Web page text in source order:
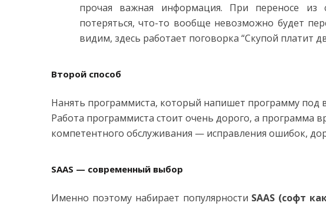
прочая важная информация. При переносе
потеряться, что-то вообще невозможно будет
видим, здесь работает поговорка “Скупой платит
Второй способ
Нанять программиста, который напишет программу под
Работа программиста стоит очень дорого, а программа
компетентного обслуживания — исправления ошибок,
SAAS — современный выбор
Именно поэтому набирает популярности SAAS (софт